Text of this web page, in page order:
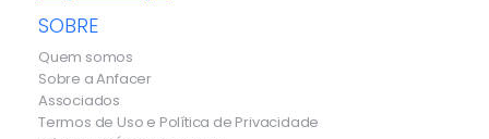
SOBRE
Quem somos
Sobre a Anfacer
Associados
Termos de Uso e Política de Privacidade